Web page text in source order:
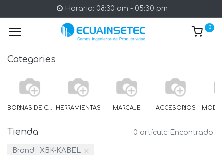
Horario: 08:30 am - 05:30 pm
0
Categories
BORNAS DE CARRIL HERRAMIENTAS MARCAJE ACCESORIOS
Tienda 0 artículo Encontrado.
Brand : XBK-KABEL